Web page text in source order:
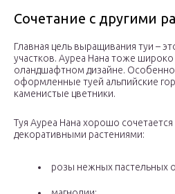
Сочетание с другими
Главная цель выращивания туи –
участков. Ауреа Нана тоже
оландшафтном дизайне.
оформленные туей альпийские
каменистые цветники.
Туя Ауреа Нана хорошо
декоративными растениями:
розы нежных пастельных